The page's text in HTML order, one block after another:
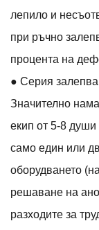
лепило и
при ръчно
процента на
● Серия
Значително
екип от 5-8 души
само един или
оборудването
решаване на
разходите за